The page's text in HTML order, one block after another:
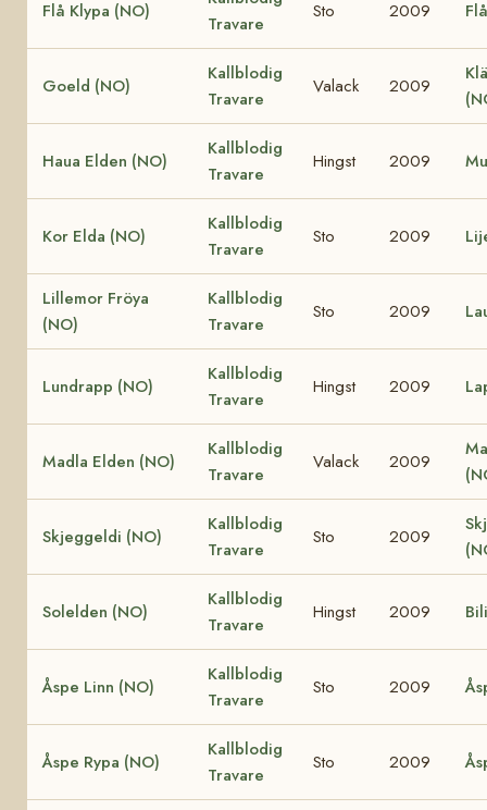
Flå Klypa (NO)
Travare
Sto 2009
Goeld (NO)
Kallblodig
Travare
Valack 2009
Haua Elden (NO)
Kallblodig
Travare
Hingst 2009
Kor Elda (NO)
Kallblodig
Travare
Sto 2009
Lillemor Fröya
(NO)
Kallblodig
Travare
Sto 2009
Lundrapp (NO)
Kallblodig
Travare
Hingst 2009
Madla Elden (NO)
Kallblodig
Travare
Valack 2009
Skjeggeldi (NO)
Kallblodig
Travare
Sto 2009
Solelden (NO)
Kallblodig
Travare
Hingst 2009
Åspe Linn (NO)
Kallblodig
Travare
Sto 2009
Åspe Rypa (NO)
Kallblodig
Travare
Sto 2009